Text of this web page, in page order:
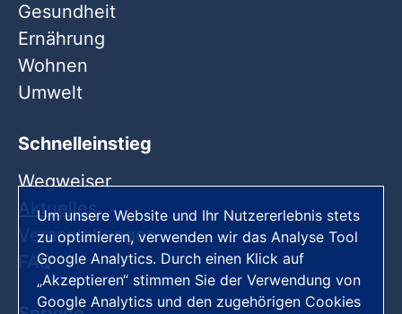
Gesundheit
Ernährung
Wohnen
Umwelt
Schnelleinstieg
Wegweiser
Aktuelles
Veranstaltungen
FAQ
Um unsere Website und Ihr Nutzererlebnis stets
zu optimieren, verwenden wir das Analyse Tool
Google Analytics. Durch einen Klick auf
„Akzeptieren“ stimmen Sie der Verwendung von
Google Analytics und den zugehörigen Cookies